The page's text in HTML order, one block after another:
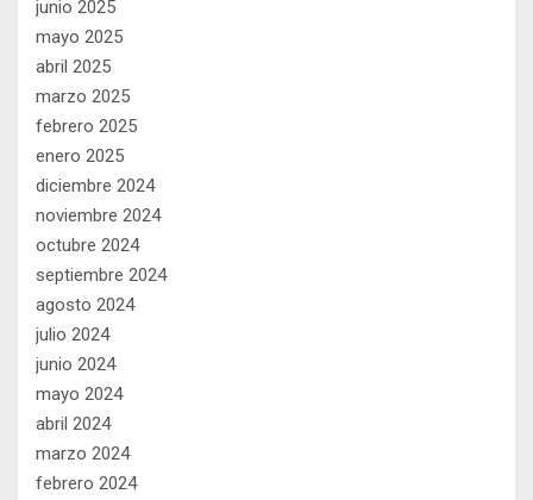
junio 2025
mayo 2025
abril 2025
marzo 2025
febrero 2025
enero 2025
diciembre 2024
noviembre 2024
octubre 2024
septiembre 2024
agosto 2024
julio 2024
junio 2024
mayo 2024
abril 2024
marzo 2024
febrero 2024